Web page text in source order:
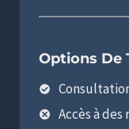
Options De
Accès à